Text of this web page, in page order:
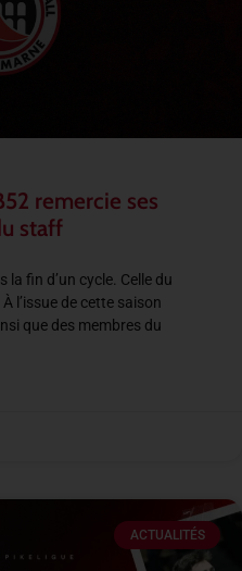
remercie ses
staff
fin d’un cycle. Celle du
l’issue de cette saison
que des membres du
ACTUALITÉS